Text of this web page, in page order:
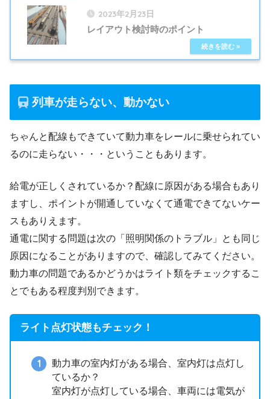
2023年2月23日
レイアウト検討時のポイント
列車が走らない、動かない
ちゃんと配線もできていて動力車をレールに乗せられてい
るのに走らない・・・ということもあります。
給電が正しくされているか？配線に原因がある場合もあり
ますし、ポイントが開通していなくて通電できてないケー
スもありえます。
通電に関する問題は次の「照明関係のトラブル」とも同じ
原因になることがありますので、確認してみてください。
動力車の問題であるかどうかはライト類をチェックするこ
とでもある程度判別できます。
ライト点灯状態もチェック！
動力車の室内灯がある場合、室内灯は点灯し
ているか？
室内灯が点灯している場合、車両には電気が